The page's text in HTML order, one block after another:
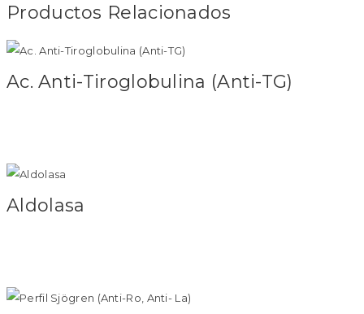
Productos Relacionados
Ac. Anti-Tiroglobulina (Anti-TG)
Aldolasa